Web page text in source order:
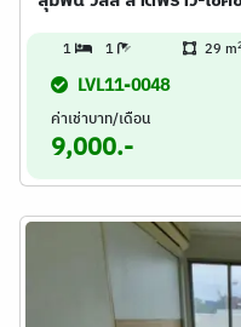
1 1 29 m
LVL11-0048
ค่าเช่าบาท/เดือน
9,000.-